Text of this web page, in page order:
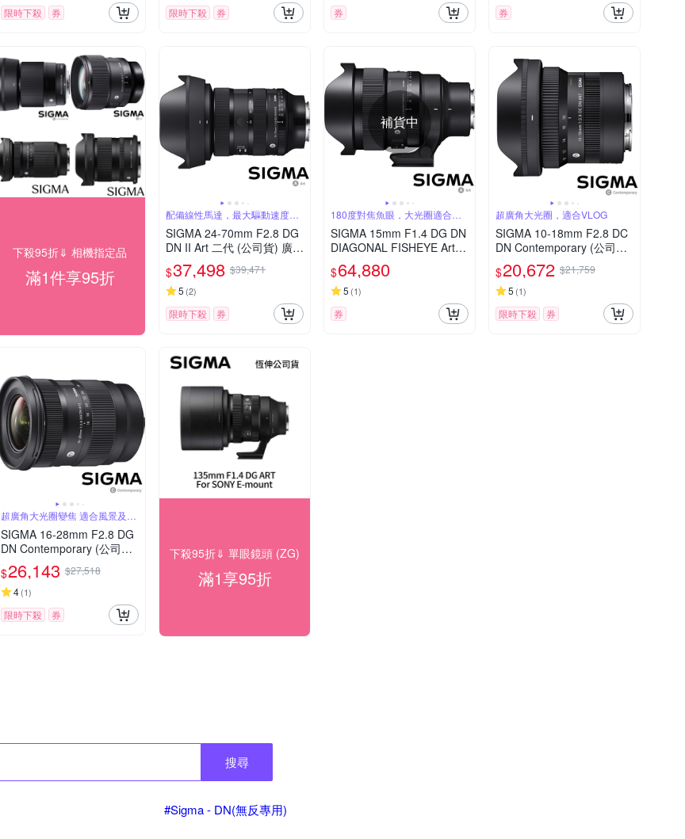
限時下殺 券 限時下殺 券 券 券
下殺95折⇓ 相機指定品
滿1件享95折
配備線性馬達，最大驅動速度快
三倍
SIGMA 24-70mm F2.8 DG
DN II Art 二代 (公司貨) 廣角
變焦鏡頭 全片幅無反微單眼
鏡頭 旅遊鏡 大三元
$37,498 $39,471
5 (2)
限時下殺 券
補貨中
180度對焦魚眼，大光圈適合天
文攝影
SIGMA 15mm F1.4 DG DN
DIAGONAL FISHEYE Art
對角魚眼鏡頭 (公司貨) 全片
幅無反微單眼鏡頭 適合拍攝
星空、銀河、螢火蟲
$64,880
5 (1)
券
超廣角大光圈，適合VLOG
SIGMA 10-18mm F2.8 DC
DN Contemporary (公司貨)
超廣角變焦鏡頭 APS-C 無
反微單眼鏡頭
$20,672 $21,759
5 (1)
限時下殺 券
超廣角大光圈變焦 適合風景及影
片錄製
SIGMA 16-28mm F2.8 DG
DN Contemporary (公司貨)
超廣角大光圈變焦鏡 全片幅
微單眼鏡頭
$26,143 $27,518
4(1)
限時下殺 券
下殺95折⇓ 單眼鏡頭 (ZG)
滿1享95折
搜尋
#Sigma - DN(無反專用)